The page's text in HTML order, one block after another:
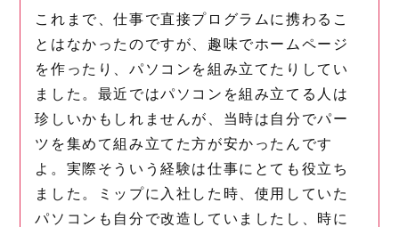
これまで、仕事で直接プログラムに携わるこ
とはなかったのですが、趣味でホームページ
を作ったり、パソコンを組み立てたりしてい
ました。最近ではパソコンを組み立てる人は
珍しいかもしれませんが、当時は自分でパー
ツを集めて組み立てた方が安かったんです
よ。実際そういう経験は仕事にとても役立ち
ました。ミップに入社した時、使用していた
パソコンも自分で改造していましたし、時に